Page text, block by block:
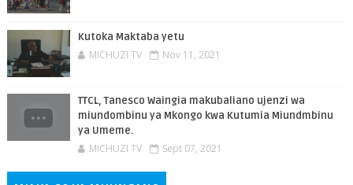
Kutoka Maktaba yetu
MICHUZI TV Nov 11, 2021
TTCL, Tanesco Waingia makubaliano ujenzi wa
miundombinu ya Mkongo kwa Kutumia Miundmbinu
ya Umeme.
MICHUZI TV Sept 07, 2021